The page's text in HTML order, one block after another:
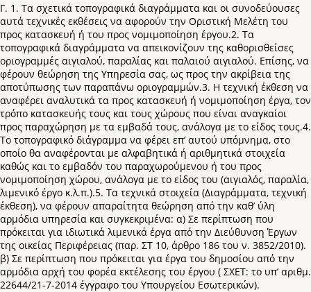
Γ. 1. Τα σχετικά τοπογραφικά διαγράμματα και οι συνοδεύουσες
αυτά τεχνικές εκθέσεις να αφορούν την Οριστική Μελέτη του
προς κατασκευή ή του προς νομιμοποίηση έργου.2. Τα
τοπογραφικά διαγράμματα να απεικονίζουν της καθορισθείσες
οριογραμμές αιγιαλού, παραλίας και παλαιού αιγιαλού. Επίσης, να
φέρουν θεώρηση της Υπηρεσία σας, ως προς την ακρίβεια της
αποτύπωσης των παραπάνω οριογραμμών.3. Η τεχνική έκθεση να
αναφέρει αναλυτικά τα προς κατασκευή ή νομιμοποίηση έργα, τον
τρόπο κατασκευής τους και τους χώρους που είναι αναγκαίοι
προς παραχώρηση με τα εμβαδά τους, ανάλογα με το είδος τους.4.
Το τοπογραφικό διάγραμμα να φέρει επ’ αυτού υπόμνημα, στο
οποίο θα αναφέρονται με αλφαβητικά ή αριθμητικά στοιχεία
καθώς και το εμβαδόν του παραχωρούμενου ή του προς
νομιμοποίηση χώρου, ανάλογα με το είδος του (αιγιαλός, παραλία,
λιμενικό έργο κ.λ.π.).5. Τα τεχνικά στοιχεία (Διαγράμματα, τεχνική
έκθεση), να φέρουν απαραίτητα θεώρηση από την καθ’ ύλη
αρμόδια υπηρεσία και συγκεκριμένα: α) Σε περίπτωση που
πρόκειται για ιδιωτικά λιμενικά έργα από την Διεύθυνση Έργων
της οικείας Περιφέρειας (παρ. ΣΤ 10, άρθρο 186 του ν. 3852/2010).
β) Σε περίπτωση που πρόκειται για έργα του δημοσίου από την
αρμόδια αρχή του φορέα εκτέλεσης του έργου ( ΣΧΕΤ: το υπ’ αριθμ.
22644/21-7-2014 έγγραφο του Υπουργείου Εσωτερικών).